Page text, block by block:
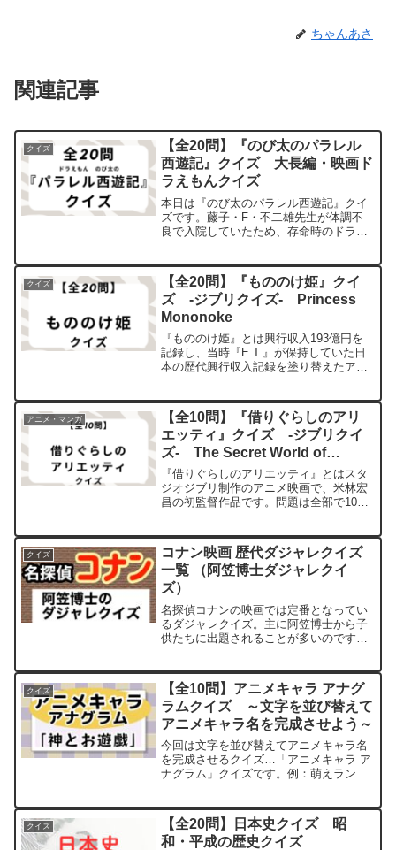
ちゃんあさ
関連記事
クイズ
【全20問】『のび太のパラレル
西遊記』クイズ 大長編・映画ド
ラえもんクイズ
本日は『のび太のパラレル西遊記』クイ
ズです。藤子・F・不二雄先生が体調不
良で入院していたため、存命時のドラえ
です。序盤の不穏さはなかなか他の作品
にはない空気感を作り出し...
クイズ
【全20問】『もののけ姫』クイ
ズ -ジブリクイズ‐ Princess
Mononoke
『もののけ姫』とは興行収入193億円を
記録し、当時『E.T.』が保持していた日
本の歴代興行収入記録を塗り替えたアニ
問題1【問題】本作の主人公である、アイ
ヌ民族の若者の...
アニメ・マンガ
【全10問】『借りぐらしのアリ
エッティ』クイズ -ジブリクイ
ズ‐ The Secret World of
Arrietty
『借りぐらしのアリエッティ』とはスタ
ジオジブリ制作のアニメ映画で、米林宏
昌の初監督作品です。問題は全部で10
る、小人の少女は？問題2【問題】アリエ
ッティの母親の名は？...
クイズ
コナン映画 歴代ダジャレクイズ
一覧 （阿笠博士ダジャレクイ
ズ）
名探偵コナンの映画では定番となってい
るダジャレクイズ。主に阿笠博士から子
供たちに出題されることが多いのです
よければ最後までお付き合いください。
コナン映画ダジャレクイズ時...
クイズ
【全10問】アニメキャラ アナグ
ラムクイズ ～文字を並び替えて
アニメキャラ名を完成させよう～
今回は文字を並び替えてアニメキャラ名
を完成させるクイズ…「アニメキャラ ア
ナグラム」クイズです。例：萌えランド
になります！よければ最後までお付き合
いください。アニメキャ...
クイズ
【全20問】日本史クイズ 昭
和・平成の歴史クイズ